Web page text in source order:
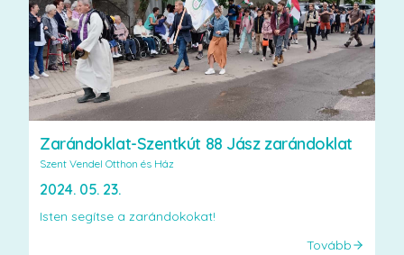
Zarándoklat-Szentkút 88 Jász zarándoklat
Szent Vendel Otthon és Ház
2024. 05. 23.
Isten segítse a zarándokokat!
Tovább